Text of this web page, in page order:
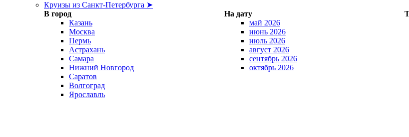
Круизы из Санкт-Петербурга ➤
В город
На дату
Казань
Москва
Пермь
Астрахань
Самара
Нижний Новгород
Саратов
Волгоград
Ярославль
май 2026
июнь 2026
июль 2026
август 2026
сентябрь 2026
октябрь 2026